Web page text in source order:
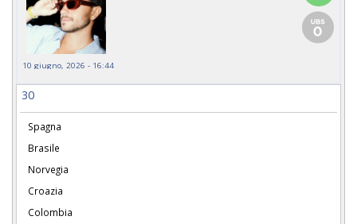
10 giugno, 2026 - 16:44
30
Spagna
Brasile
Norvegia
Croazia
Colombia